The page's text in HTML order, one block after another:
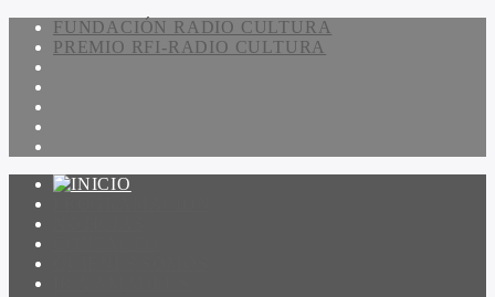
FUNDACIÓN RADIO CULTURA
PREMIO RFI-RADIO CULTURA